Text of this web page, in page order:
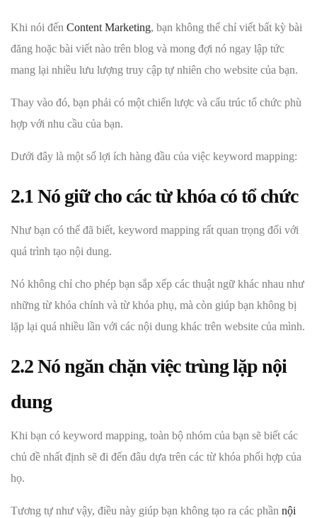
Khi nói đến Content Marketing, bạn không thể chỉ viết bất kỳ bài
đăng hoặc bài viết nào trên blog và mong đợi nó ngay lập tức
mang lại nhiều lưu lượng truy cập tự nhiên cho website của bạn.
Thay vào đó, bạn phải có một chiến lược và cấu trúc tổ chức phù
hợp với nhu cầu của bạn.
Dưới đây là một số lợi ích hàng đầu của việc keyword mapping:
2.1 Nó giữ cho các từ khóa có tổ chức
Như bạn có thể đã biết, keyword mapping rất quan trọng đối với
quá trình tạo nội dung.
Nó không chỉ cho phép bạn sắp xếp các thuật ngữ khác nhau như
những từ khóa chính và từ khóa phụ, mà còn giúp bạn không bị
lặp lại quá nhiều lần với các nội dung khác trên website của mình.
2.2 Nó ngăn chặn việc trùng lặp nội
dung
Khi bạn có keyword mapping, toàn bộ nhóm của bạn sẽ biết các
chủ đề nhất định sẽ đi đến đâu dựa trên các từ khóa phối hợp của
họ.
Tương tự như vậy, điều này giúp bạn không tạo ra các phần nội